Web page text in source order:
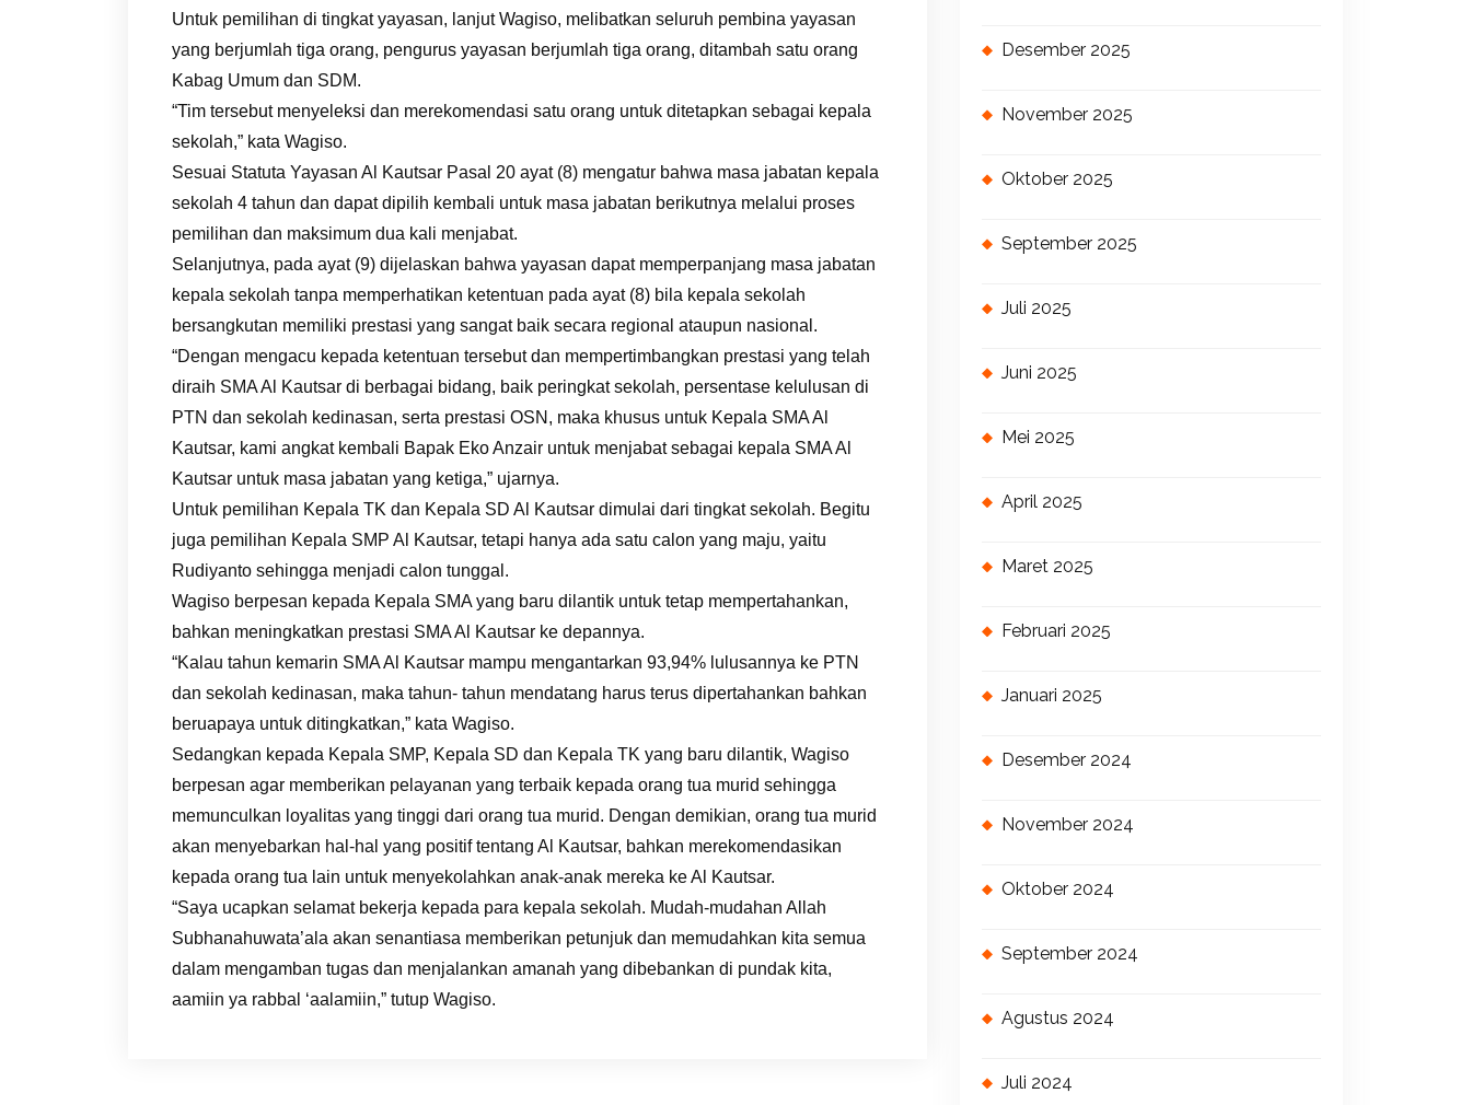
Untuk pemilihan di tingkat yayasan, lanjut Wagiso, melibatkan seluruh pembina yayasan
yang berjumlah tiga orang, pengurus yayasan berjumlah tiga orang, ditambah satu orang
Kabag Umum dan SDM.
“Tim tersebut menyeleksi dan merekomendasi satu orang untuk ditetapkan sebagai kepala
sekolah,” kata Wagiso.
Sesuai Statuta Yayasan Al Kautsar Pasal 20 ayat (8) mengatur bahwa masa jabatan kepala
sekolah 4 tahun dan dapat dipilih kembali untuk masa jabatan berikutnya melalui proses
pemilihan dan maksimum dua kali menjabat.
Selanjutnya, pada ayat (9) dijelaskan bahwa yayasan dapat memperpanjang masa jabatan
kepala sekolah tanpa memperhatikan ketentuan pada ayat (8) bila kepala sekolah
bersangkutan memiliki prestasi yang sangat baik secara regional ataupun nasional.
“Dengan mengacu kepada ketentuan tersebut dan mempertimbangkan prestasi yang telah
diraih SMA Al Kautsar di berbagai bidang, baik peringkat sekolah, persentase kelulusan di
PTN dan sekolah kedinasan, serta prestasi OSN, maka khusus untuk Kepala SMA Al
Kautsar, kami angkat kembali Bapak Eko Anzair untuk menjabat sebagai kepala SMA Al
Kautsar untuk masa jabatan yang ketiga,” ujarnya.
Untuk pemilihan Kepala TK dan Kepala SD Al Kautsar dimulai dari tingkat sekolah. Begitu
juga pemilihan Kepala SMP Al Kautsar, tetapi hanya ada satu calon yang maju, yaitu
Rudiyanto sehingga menjadi calon tunggal.
Wagiso berpesan kepada Kepala SMA yang baru dilantik untuk tetap mempertahankan,
bahkan meningkatkan prestasi SMA Al Kautsar ke depannya.
“Kalau tahun kemarin SMA Al Kautsar mampu mengantarkan 93,94% lulusannya ke PTN
dan sekolah kedinasan, maka tahun- tahun mendatang harus terus dipertahankan bahkan
beruapaya untuk ditingkatkan,” kata Wagiso.
Sedangkan kepada Kepala SMP, Kepala SD dan Kepala TK yang baru dilantik, Wagiso
berpesan agar memberikan pelayanan yang terbaik kepada orang tua murid sehingga
memunculkan loyalitas yang tinggi dari orang tua murid. Dengan demikian, orang tua murid
akan menyebarkan hal-hal yang positif tentang Al Kautsar, bahkan merekomendasikan
kepada orang tua lain untuk menyekolahkan anak-anak mereka ke Al Kautsar.
“Saya ucapkan selamat bekerja kepada para kepala sekolah. Mudah-mudahan Allah
Subhanahuwata’ala akan senantiasa memberikan petunjuk dan memudahkan kita semua
dalam mengamban tugas dan menjalankan amanah yang dibebankan di pundak kita,
aamiin ya rabbal ‘aalamiin,” tutup Wagiso.
Desember 2025
November 2025
Oktober 2025
September 2025
Juli 2025
Juni 2025
Mei 2025
April 2025
Maret 2025
Februari 2025
Januari 2025
Desember 2024
November 2024
Oktober 2024
September 2024
Agustus 2024
Juli 2024